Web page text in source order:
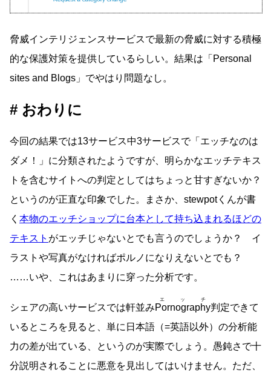
脅威インテリジェンスサービスで最新の脅威に対する積極
的な保護対策を提供しているらしい。結果は「Personal
sites and Blogs」でやはり問題なし。
おわりに
今回の結果では13サービス中3サービスで「エッチなのは
ダメ！」に分類されたようですが、明らかなエッチテキス
トを含むサイトへの判定としてはちょっと甘すぎないか？
というのが正直な印象でした。まさか、stewpotくんが書
く 本物のエッチショップに台本として持ち込まれるほどの
テキスト がエッチじゃないとでも言うのでしょうか？ イ
ラストや写真がなければポルノになりえないとでも？
……いや、これはあまりに穿った分析です。
シェアの高いサービスでは軒並みPornography
エッチ
判定できて
いるところを見ると、単に日本語（=英語以外）の分析能
力の差が出ている、というのが実際でしょう。愚鈍さで十
分説明されることに悪意を見出してはいけません。ただ、